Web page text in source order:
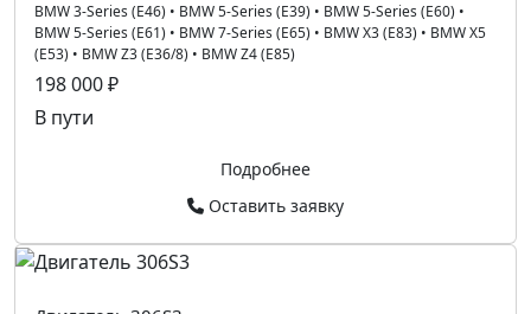
BMW 3-Series (E46) • BMW 5-Series (E39) • BMW 5-Series (E60) •
BMW 5-Series (E61) • BMW 7-Series (E65) • BMW X3 (E83) • BMW X5
(E53) • BMW Z3 (E36/8) • BMW Z4 (E85)
198 000 ₽
В пути
Подробнее
Оставить заявку